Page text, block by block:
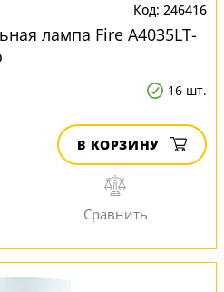
246416
лампа Fire A4035LT-
16 шт.
В КОРЗИНУ